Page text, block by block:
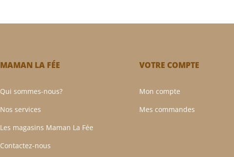
MAMAN LA FÉE
Qui sommes-nous?
Nos services
Les magasins Maman La Fée
Contactez-nous
VOTRE COMPTE
Mon compte
Mes commandes